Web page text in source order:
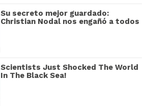
Su secreto mejor guardado:
Christian Nodal nos engañó a todos
Scientists Just Shocked The World
In The Black Sea!